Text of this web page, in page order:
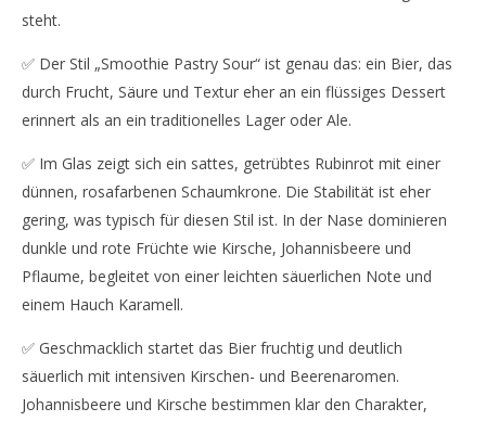
steht.
✅ Der Stil „Smoothie Pastry Sour“ ist genau das: ein Bier, das
durch Frucht, Säure und Textur eher an ein flüssiges Dessert
erinnert als an ein traditionelles Lager oder Ale.
✅ Im Glas zeigt sich ein sattes, getrübtes Rubinrot mit einer
dünnen, rosafarbenen Schaumkrone. Die Stabilität ist eher
gering, was typisch für diesen Stil ist. In der Nase dominieren
dunkle und rote Früchte wie Kirsche, Johannisbeere und
Pflaume, begleitet von einer leichten säuerlichen Note und
einem Hauch Karamell.
✅ Geschmacklich startet das Bier fruchtig und deutlich
säuerlich mit intensiven Kirschen- und Beerenaromen.
Johannisbeere und Kirsche bestimmen klar den Charakter,